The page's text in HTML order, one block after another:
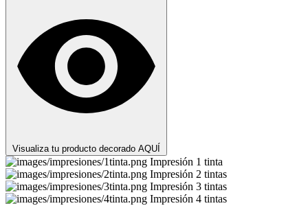
Visualiza tu producto decorado AQUÍ
Impresión 1 tinta
Impresión 2 tintas
Impresión 3 tintas
Impresión 4 tintas